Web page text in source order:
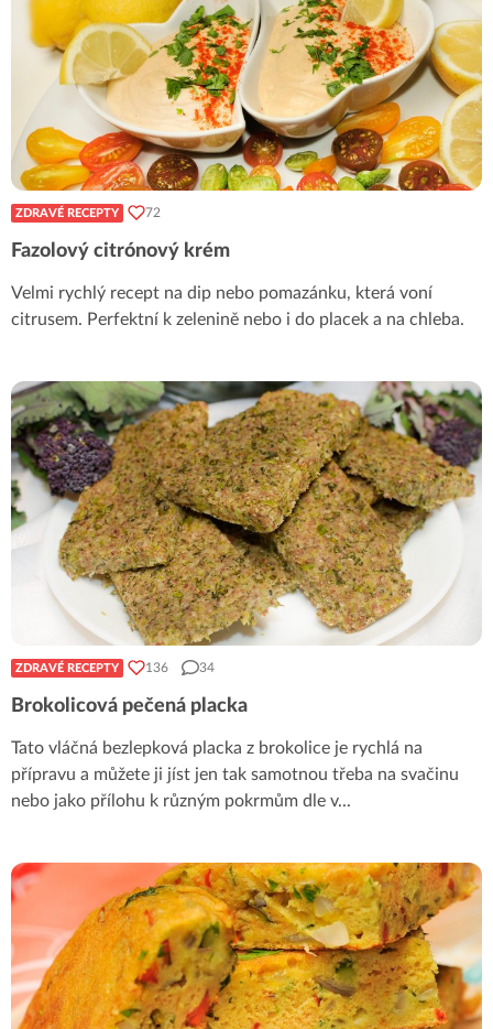
ZDRAVÉ RECEPTY 72
Fazolový citrónový krém
Velmi rychlý recept na dip nebo pomazánku, která voní
citrusem. Perfektní k zelenině nebo i do placek a na chleba.
ZDRAVÉ RECEPTY 136 34
Brokolicová pečená placka
Tato vláčná bezlepková placka z brokolice je rychlá na
přípravu a můžete ji jíst jen tak samotnou třeba na svačinu
nebo jako přílohu k různým pokrmům dle v...